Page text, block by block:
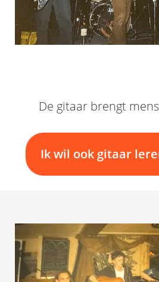
De gitaar brengt
Ik wil ook gitaar